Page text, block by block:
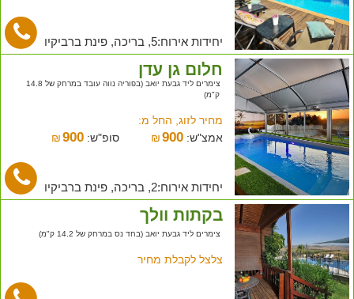
יחידות אירוח:5, בריכה, פינת ברביקיו
חלום גן עדן
צימרים ליד גבעת יואב (בפוריה נווה עובד במרחק של 14.8
ק"מ)
מחיר לזוג, החל מ:
אמצ"ש:
₪900 סופ"ש: ₪ 900
יחידות אירוח:2, בריכה, פינת ברביקיו
בקתות וולך
צימרים ליד גבעת יואב (בחד נס במרחק של 14.2 ק"מ)
צלצל לקבלת מחיר